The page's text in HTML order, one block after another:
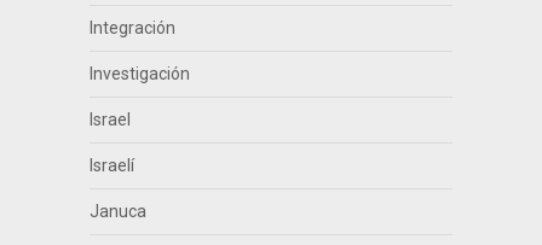
Integración
Investigación
Israel
Israelí
Januca